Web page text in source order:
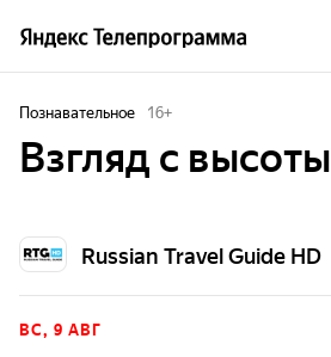
Познавательное 16+
Взгляд с высоты
Russian Travel Guide HD
ВС, 9 АВГ